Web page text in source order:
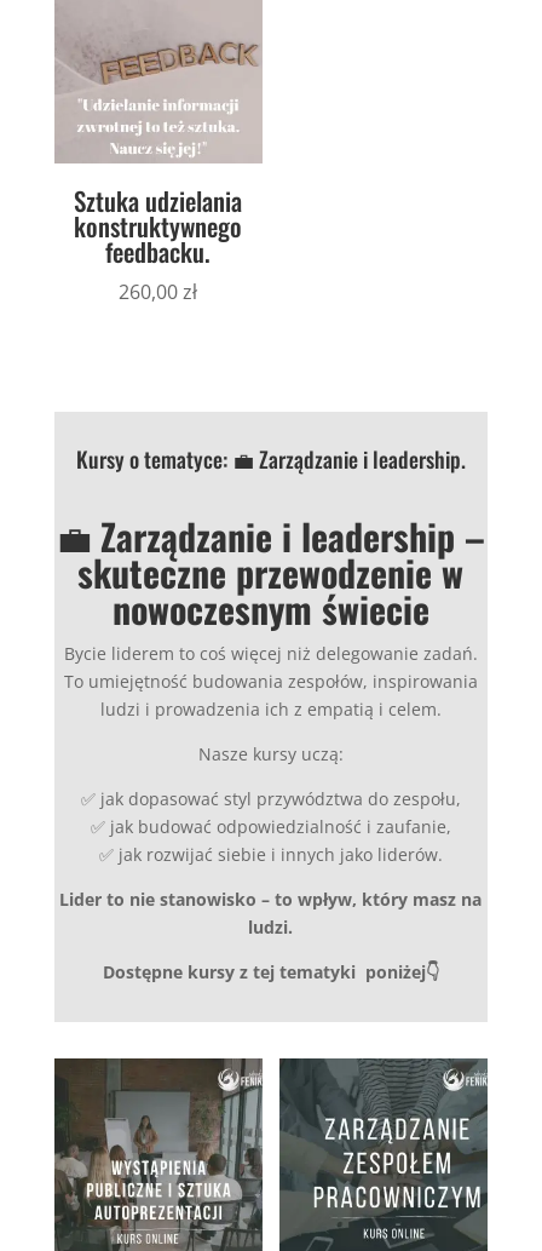
Sztuka udzielania
konstruktywnego
feedbacku.
260,00zł
Kursy o tematyce: 💼 Zarządzanie i leadership.
💼 Zarządzanie i leadership –
skuteczne przewodzenie w
nowoczesnym świecie
Bycie liderem to coś więcej niż delegowanie zadań.
To umiejętność budowania zespołów, inspirowania
ludzi i prowadzenia ich z empatią i celem.
Nasze kursy uczą:
✅ jak dopasować styl przywództwa do zespołu,
✅ jak budować odpowiedzialność i zaufanie,
✅ jak rozwijać siebie i innych jako liderów.
Lider to nie stanowisko – to wpływ, który masz na
ludzi.
Dostępne kursy z tej tematyki poniżej👇